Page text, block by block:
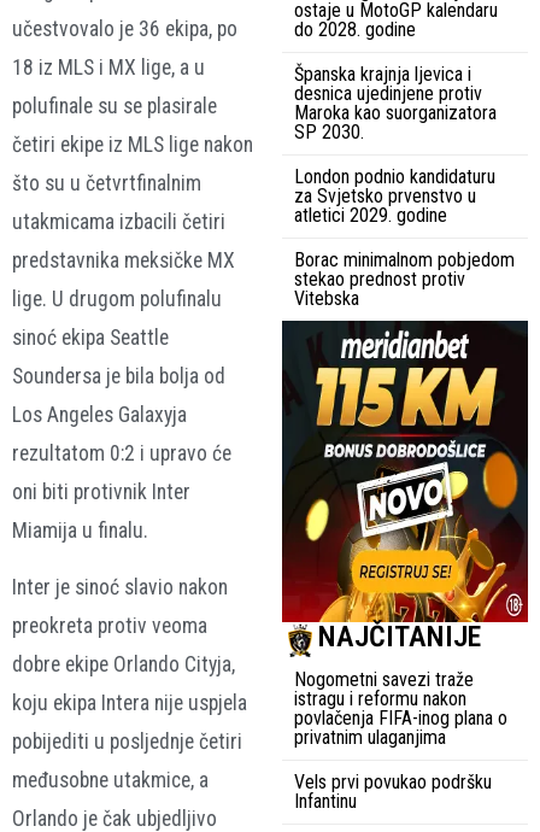
učestvovalo je 36 ekipa, po
18 iz MLS i MX lige, a u
polufinale su se plasirale
četiri ekipe iz MLS lige nakon
što su u četvrtfinalnim
utakmicama izbacili četiri
predstavnika meksičke MX
lige. U drugom polufinalu
sinoć ekipa Seattle
Soundersa je bila bolja od
Los Angeles Galaxyja
rezultatom 0:2 i upravo će
oni biti protivnik Inter
Miamija u finalu.
Inter je sinoć slavio nakon
preokreta protiv veoma
dobre ekipe Orlando Cityja,
koju ekipa Intera nije uspjela
pobijediti u posljednje četiri
međusobne utakmice, a
Orlando je čak ubjedljivo
ostaje u MotoGP kalendaru
do 2028. godine
Španska krajnja ljevica i
desnica ujedinjene protiv
Maroka kao suorganizatora
SP 2030.
London podnio kandidaturu
za Svjetsko prvenstvo u
atletici 2029. godine
Borac minimalnom pobjedom
stekao prednost protiv
Vitebska
NAJČITANIJE
Nogometni savezi traže
istragu i reformu nakon
povlačenja FIFA-inog plana o
privatnim ulaganjima
Vels prvi povukao podršku
Infantinu